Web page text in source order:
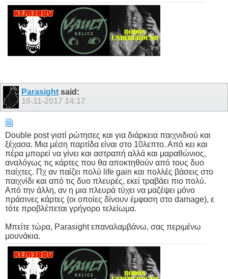
Parasight said:
10-11-2017 14:17
Double post γιατί ρώτησες και για διάρκεια παιχνιδιού και
ξέχασα. Μια μέση παρτίδα είναι στο 10λεπτο. Από κει και
πέρα μπορεί να γίνει και αστραπή αλλά και μαραθώνιος,
αναλόγως τις κάρτες που θα αποκτηθούν από τους δυο
παίχτες. Πχ αν παίζει πολύ life gain και πολλές βάσεις στο
παιχνίδι και από τις δυο πλευρές, εκεί τραβάει πιο πολύ.
Από την άλλη, αν η μια πλευρά τύχει να μαζέψει μόνο
πράσινες κάρτες (οι οποίες δίνουν έμφαση στο damage), ε
τότε προβλέπεται γρήγορο τελείωμα.
Μπείτε τώρα, Parasight επαναλαμβάνω, σας περιμένω
μουνάκια.